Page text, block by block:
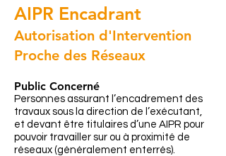
AIPR Encadrant
Autorisation d'Intervention
Proche des Réseaux
Public Concerné
Personnes assurant l’encadrement des
travaux sous la direction de l’exécutant,
et devant être titulaires d’une AIPR pour
pouvoir travailler sur ou à proximité de
réseaux (généralement enterrés).